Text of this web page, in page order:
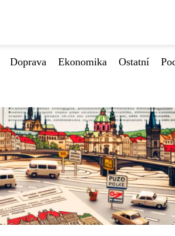
Doprava Ekonomika Ostatní